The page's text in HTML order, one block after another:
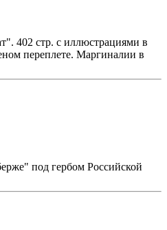
402 стр. с иллюстрациями в
переплете. Маргиналии в
под гербом Российской